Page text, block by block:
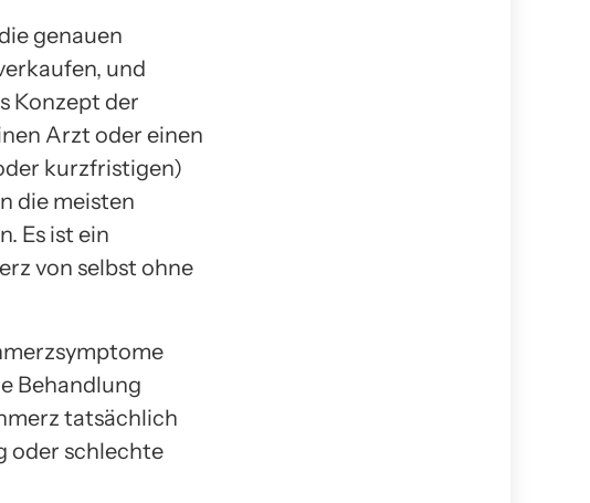
genauen
und
Konzept der
Arzt oder einen
kurzfristigen)
die meisten
Es ist ein
von selbst ohne
Behandlung
tatsächlich
oder schlechte